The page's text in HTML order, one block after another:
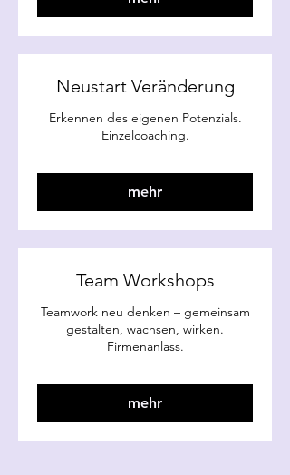
Neustart Veränderung
Erkennen des eigenen Potenzials.
Einzelcoaching.
mehr
Team Workshops
Teamwork neu denken – gemeinsam
gestalten, wachsen, wirken.
Firmenanlass.
mehr